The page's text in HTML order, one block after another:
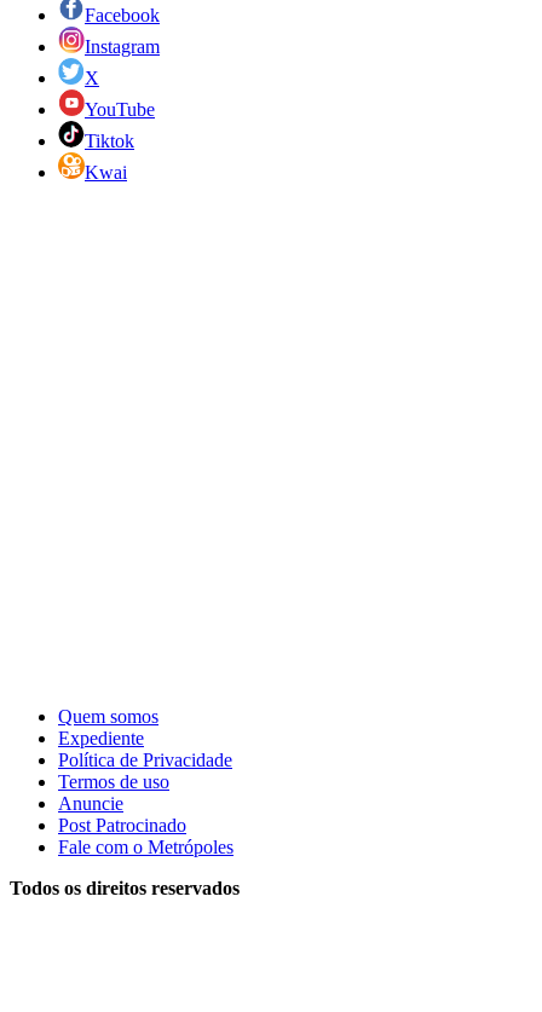
Facebook
Instagram
X
YouTube
Tiktok
Kwai
Quem somos
Expediente
Política de Privacidade
Termos de uso
Anuncie
Post Patrocinado
Fale com o Metrópoles
Todos os direitos reservados